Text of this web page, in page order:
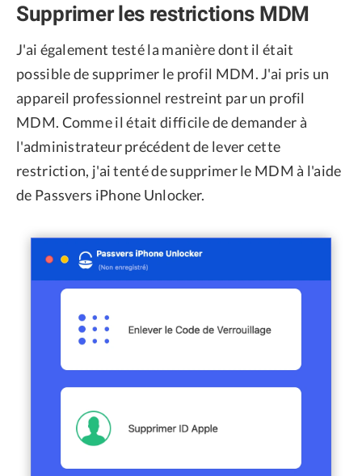
Supprimer les restrictions MDM
J'ai également testé la manière dont il était
possible de supprimer le profil MDM. J'ai pris un
appareil professionnel restreint par un profil
MDM. Comme il était difficile de demander à
l'administrateur précédent de lever cette
restriction, j'ai tenté de supprimer le MDM à l'aide
de Passvers iPhone Unlocker.